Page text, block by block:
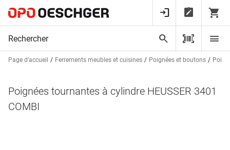
Page d’accueil Ferrements meubles et cuisines Poignées et boutons
Poignées tournantes à cylindre HEUSSER 3401
COMBI